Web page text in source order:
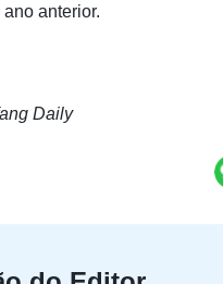
anterior.
Daily